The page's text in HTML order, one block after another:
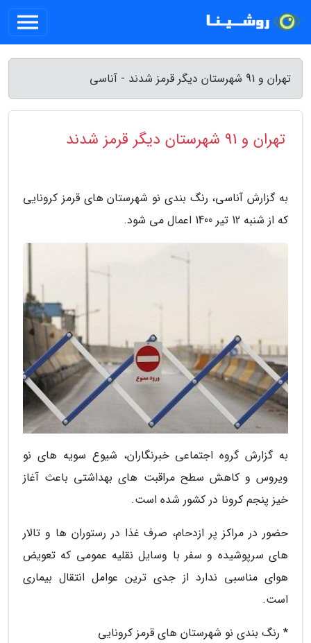
تهران و 91 شهرستان دیگر قرمز شدند - آناسی
تهران و 91 شهرستان دیگر قرمز شدند
به گزارش آناسی، رنگ بندی نو شهرستان های قرمز کرونایی
که از شنبه 12 تیر 1400 اعمال می شود.
به گزارش گروه اجتماعی خبرنگاران، شیوع سویه های نو
ویروس و کاهش سطح مراقبت های بهداشتی باعث آغاز
خیز پنجم کرونا در کشور شده است.
حضور در مراکز پر ازدحام، صرف غذا در رستوران ها و تالار
های سرپوشیده و سفر با وسایل نقلیه عمومی که تعویض
هوای مناسبی ندارد از جدی ترین عوامل انتقال بیماری
است.
* رنگ بندی نو شهرستان های قرمز کرونایی